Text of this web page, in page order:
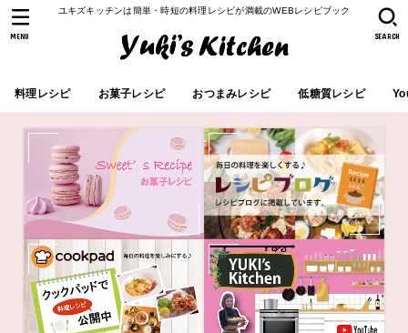
ユキズキッチンは簡単・時短の料理レシピが満載のWEBレシピブック
料理レシピ お菓子レシピ おつまみレシピ 低糖質レシピ
SEARCH
MENU